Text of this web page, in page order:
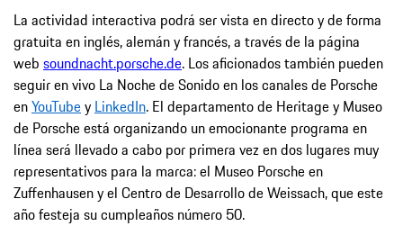
La actividad interactiva podrá ser vista en directo y de forma
gratuita en inglés, alemán y francés, a través de la página
web soundnacht.porsche.de. Los aficionados también pueden
seguir en vivo La Noche de Sonido en los canales de Porsche
enYouTubey LinkedIn. El departamento de Heritage y Museo
de Porsche está organizando un emocionante programa en
línea será llevado a cabo por primera vez en dos lugares muy
representativos para la marca: el Museo Porsche en
Zuffenhausen y el Centro de Desarrollo de Weissach, que este
año festeja su cumpleaños número 50.